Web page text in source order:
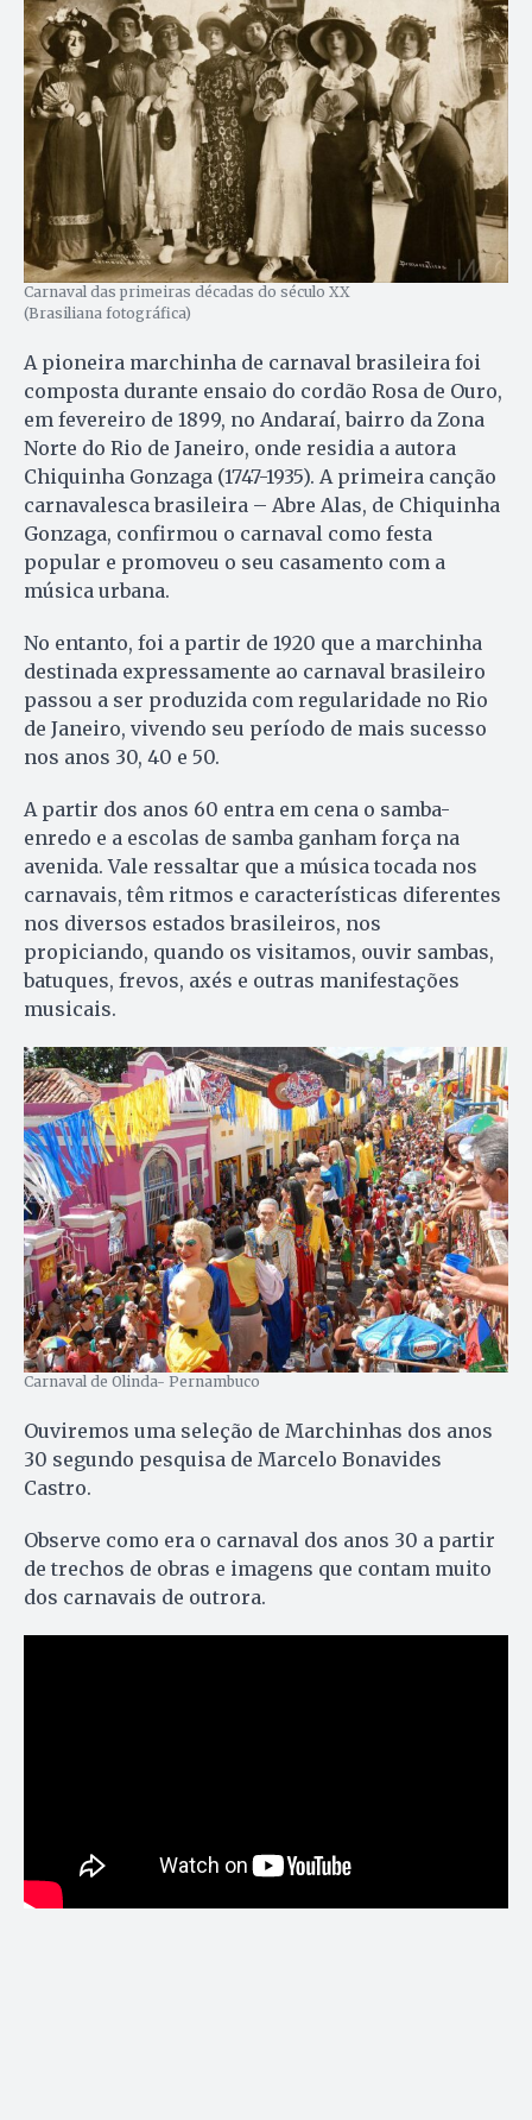
Carnaval das primeiras décadas do século XX
(Brasiliana fotográfica)
A pioneira marchinha de carnaval brasileira foi
composta durante ensaio do cordão Rosa de Ouro,
em fevereiro de 1899, no Andaraí, bairro da Zona
Norte do Rio de Janeiro, onde residia a autora
Chiquinha Gonzaga (1747-1935). A primeira canção
carnavalesca brasileira – Abre Alas, de Chiquinha
Gonzaga, confirmou o carnaval como festa
popular e promoveu o seu casamento com a
música urbana.
No entanto, foi a partir de 1920 que a marchinha
destinada expressamente ao carnaval brasileiro
passou a ser produzida com regularidade no Rio
de Janeiro, vivendo seu período de mais sucesso
nos anos 30, 40 e 50.
A partir dos anos 60 entra em cena o samba-
enredo e a escolas de samba ganham força na
avenida. Vale ressaltar que a música tocada nos
carnavais, têm ritmos e características diferentes
nos diversos estados brasileiros, nos
propiciando, quando os visitamos, ouvir sambas,
batuques, frevos, axés e outras manifestações
musicais.
Carnaval de Olinda- Pernambuco
Ouviremos uma seleção de Marchinhas dos anos
30 segundo pesquisa de Marcelo Bonavides
Castro.
Observe como era o carnaval dos anos 30 a partir
de trechos de obras e imagens que contam muito
dos carnavais de outrora.